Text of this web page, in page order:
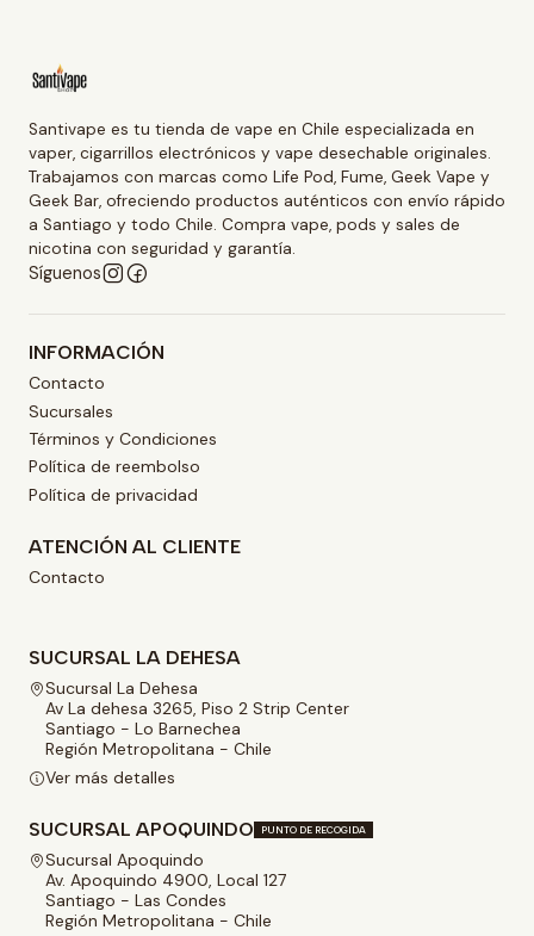
Santivape es tu tienda de vape en Chile especializada en
vaper, cigarrillos electrónicos y vape desechable originales.
Trabajamos con marcas como Life Pod, Fume, Geek Vape y
Geek Bar, ofreciendo productos auténticos con envío rápido
a Santiago y todo Chile. Compra vape, pods y sales de
nicotina con seguridad y garantía.
Síguenos
INFORMACIÓN
Contacto
Sucursales
Términos y Condiciones
Política de reembolso
Política de privacidad
ATENCIÓN AL CLIENTE
Contacto
SUCURSAL LA DEHESA
Sucursal La Dehesa
Av La dehesa 3265, Piso 2 Strip Center
Santiago - Lo Barnechea
Región Metropolitana - Chile
Ver más detalles
SUCURSAL APOQUINDO PUNTO DE RECOGIDA
Sucursal Apoquindo
Av. Apoquindo 4900, Local 127
Santiago - Las Condes
Región Metropolitana - Chile